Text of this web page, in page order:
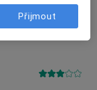
Přijmout